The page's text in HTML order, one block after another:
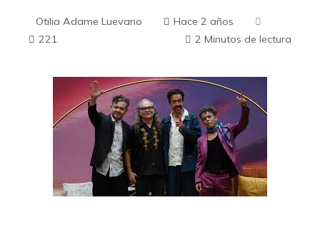
Otilia Adame Luevano
Hace 2 años
221
2 Minutos de lectura